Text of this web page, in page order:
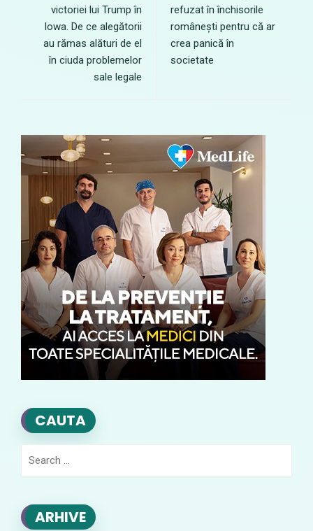
victoriei lui Trump în
Iowa. De ce alegătorii
au rămas alături de el
în ciuda problemelor
sale legale
refuzat în închisorile
românești pentru că ar
crea panică în
societate
CAUTA
ARHIVE